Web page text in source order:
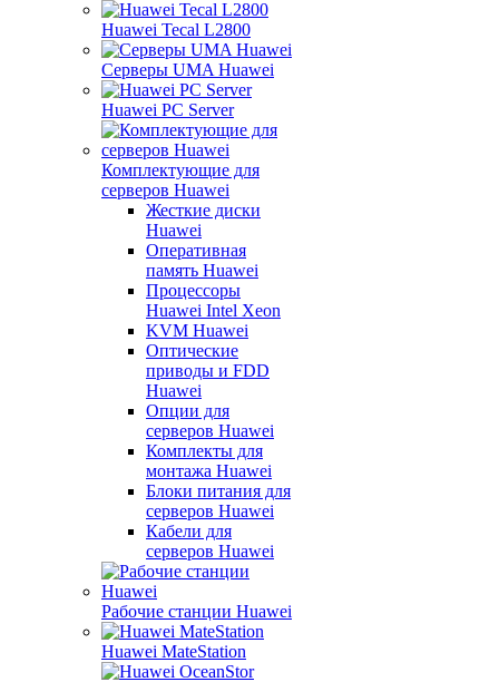
Huawei Tecal L2800
Серверы UMA Huawei
Huawei PC Server
Комплектующие для
серверов Huawei
Жесткие диски
Huawei
Оперативная
память Huawei
Процессоры
Huawei Intel Xeon
KVM Huawei
Оптические
приводы и FDD
Huawei
Опции для
серверов Huawei
Комплекты для
монтажа Huawei
Блоки питания для
серверов Huawei
Кабели для
серверов Huawei
Рабочие станции Huawei
Huawei MateStation